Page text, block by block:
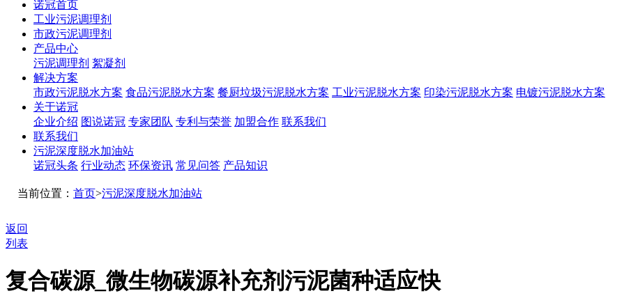
诺冠首页
工业污泥调理剂
市政污泥调理剂
产品中心
污泥调理剂 絮凝剂
解决方案
市政污泥脱水方案 食品污泥脱水方案 餐厨垃圾污泥脱水方案 工业污泥脱水方案 印染污泥脱水方案 电镀污泥脱水方案
关于诺冠
企业介绍 图说诺冠 专家团队 专利与荣誉 加盟合作 联系我们
联系我们
污泥深度脱水加油站
诺冠头条 行业动态 环保资讯 常见问答 产品知识
当前位置： 首页>污泥深度脱水加油站
返回
列表
复合碳源_微生物碳源补充剂污泥菌种适应快